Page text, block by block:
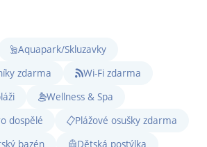
Aquapark/Skluzavky
zdarma
Wi-Fi zdarma
Wellness & Spa
dospělé
Plážové osušky zdarma
bazén
Dětská postýlka